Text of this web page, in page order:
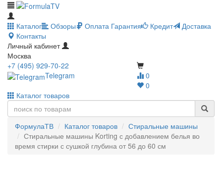
Каталог Обзоры Оплата Гарантия Кредит
Доставка
Контакты
Личный кабинет
Москва
0
0
+7 (495) 929-70-22
Telegram
Каталог товаров
ФормулаТВ Каталог товаров
Стиральные машины
Стиральные машины Korting с добавлением белья во
время стирки с сушкой глубина от 56 до 60 см